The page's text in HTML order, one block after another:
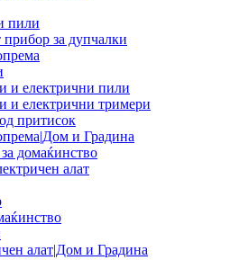
пили
прибор за дупчалки
и електрични пили
и електрични тримери
притисок
и Градина
домаќинство
алат
алат|Дом и Градина